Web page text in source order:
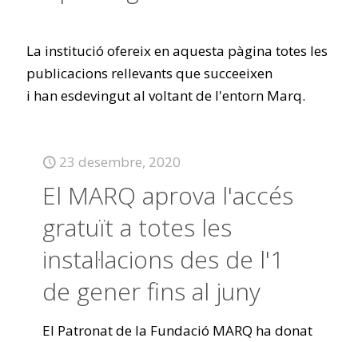
La institució ofereix en aquesta pàgina totes les
publicacions rellevants que succeeixen
i han esdevingut al voltant de l'entorn Marq.
23 desembre, 2020
El MARQ aprova l'accés
gratuït a totes les
instal·lacions des de l'1
de gener fins al juny
El Patronat de la Fundació MARQ ha donat